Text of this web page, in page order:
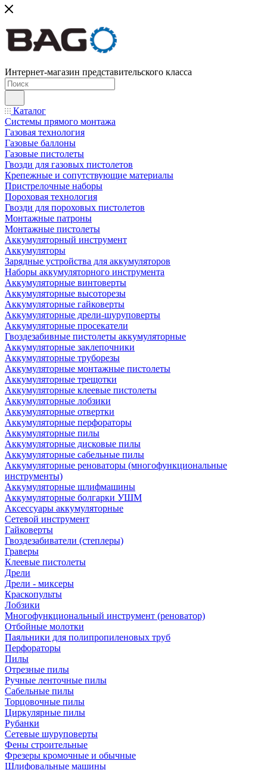
Интернет-магазин представительского класса
Каталог
Системы прямого монтажа
Газовая технология
Газовые баллоны
Газовые пистолеты
Гвозди для газовых пистолетов
Крепежные и сопутствующие материалы
Пристрелочные наборы
Пороховая технология
Гвозди для пороховых пистолетов
Монтажные патроны
Монтажные пистолеты
Аккумуляторный инструмент
Аккумуляторы
Зарядные устройства для аккумуляторов
Наборы аккумуляторного инструмента
Аккумуляторные винтоверты
Аккумуляторные высоторезы
Аккумуляторные гайковерты
Аккумуляторные дрели-шуруповерты
Аккумуляторные просекатели
Гвоздезабивные пистолеты аккумуляторные
Аккумуляторные заклепочники
Аккумуляторные труборезы
Аккумуляторные монтажные пистолеты
Аккумуляторные трещотки
Аккумуляторные клеевые пистолеты
Аккумуляторные лобзики
Аккумуляторные отвертки
Аккумуляторные перфораторы
Аккумуляторные пилы
Аккумуляторные дисковые пилы
Аккумуляторные сабельные пилы
Аккумуляторные реноваторы (многофункциональные
инструменты)
Аккумуляторные шлифмашины
Аккумуляторные болгарки УШМ
Аксессуары аккумуляторные
Сетевой инструмент
Гайковерты
Гвоздезабиватели (степлеры)
Граверы
Клеевые пистолеты
Дрели
Дрели - миксеры
Краскопульты
Лобзики
Многофункциональный инструмент (реноватор)
Отбойные молотки
Паяльники для полипропиленовых труб
Перфораторы
Пилы
Отрезные пилы
Ручные ленточные пилы
Сабельные пилы
Торцовочные пилы
Циркулярные пилы
Рубанки
Сетевые шуруповерты
Фены строительные
Фрезеры кромочные и обычные
Шлифовальные машины